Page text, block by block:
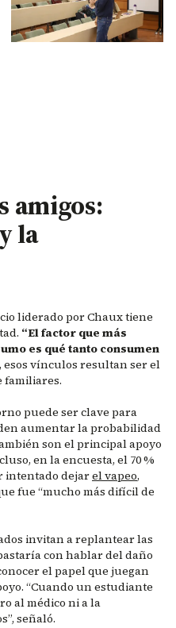
amigos:
la
liderado por Chaux tiene
“El factor que más
es qué tanto consumen
esos vínculos resultan ser el
familiares.
puede ser clave para
aumentar la probabilidad
son el principal apoyo
en la encuesta, el 70 %
intentado dejarel vapeo,
fue “mucho más difícil de
invitan a replantear las
con hablar del daño
el papel que juegan
“Cuando un estudiante
al médico ni a la
señaló.